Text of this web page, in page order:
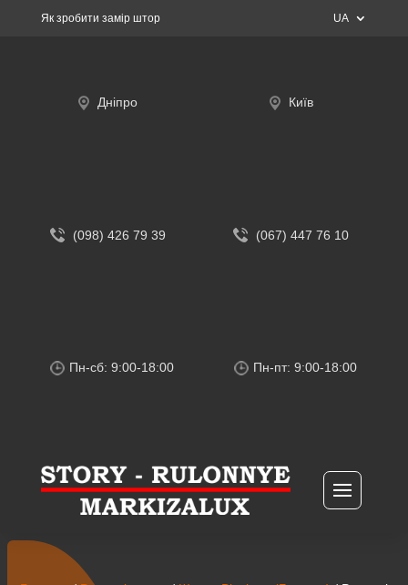
Як зробити замір штор UA
Дніпро
(098) 426 79 39
Пн-сб: 9:00-18:00
Київ
(067) 447 76 10
Пн-пт: 9:00-18:00